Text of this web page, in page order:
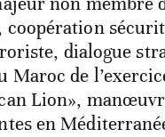
dialogue
Maroc de
Lion»,
en